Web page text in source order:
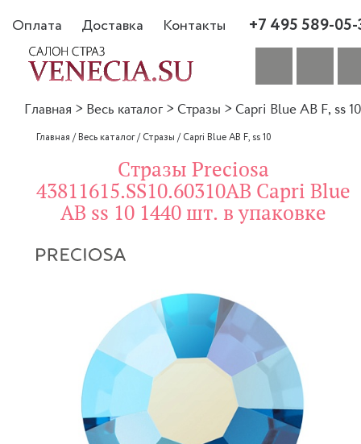
Оплата Доставка Контакты +7 495 589-
Главная > Весь каталог > Стразы > Capri Blue AB F, ss 10
Главная /Весь каталог/Стразы /Capri Blue AB F, ss 10
Стразы Preciosa
43811615.SS10.60310AB Capri Blue
AB ss 10 1440 шт. в упаковке